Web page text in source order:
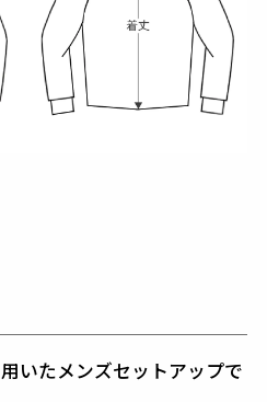
いたメンズセットアップで